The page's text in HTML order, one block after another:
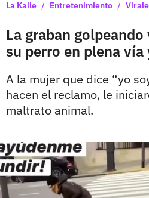
La Kalle / Entretenimiento /
La graban
su perro en plena
A la mujer que dice “yo
hacen el reclamo, le
maltrato animal.